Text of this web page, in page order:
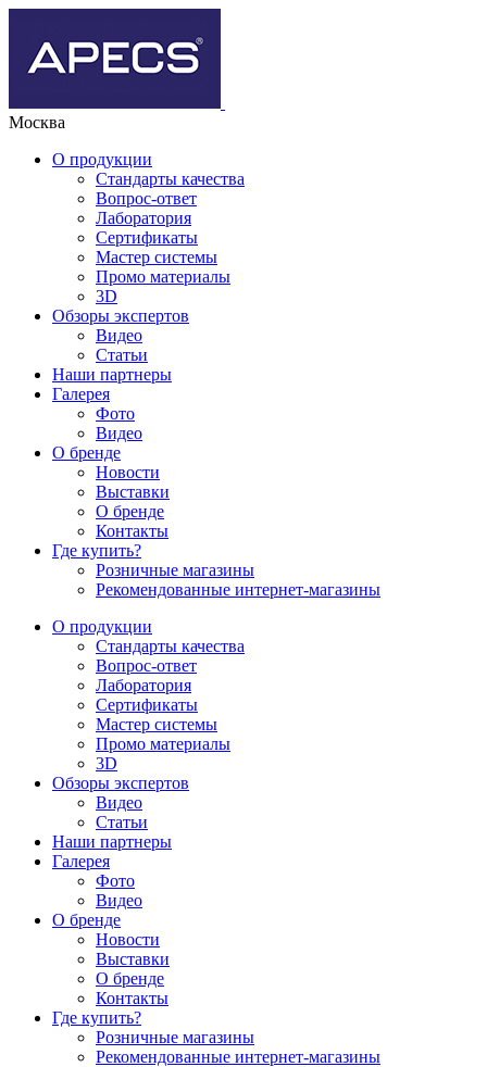
Москва
О продукции
Стандарты качества
Вопрос-ответ
Лаборатория
Сертификаты
Мастер системы
Промо материалы
3D
Обзоры экспертов
Видео
Статьи
Наши партнеры
Галерея
Фото
Видео
О бренде
Новости
Выставки
О бренде
Контакты
Где купить?
Розничные магазины
Рекомендованные интернет-магазины
О продукции
Стандарты качества
Вопрос-ответ
Лаборатория
Сертификаты
Мастер системы
Промо материалы
3D
Обзоры экспертов
Видео
Статьи
Наши партнеры
Галерея
Фото
Видео
О бренде
Новости
Выставки
О бренде
Контакты
Где купить?
Розничные магазины
Рекомендованные интернет-магазины